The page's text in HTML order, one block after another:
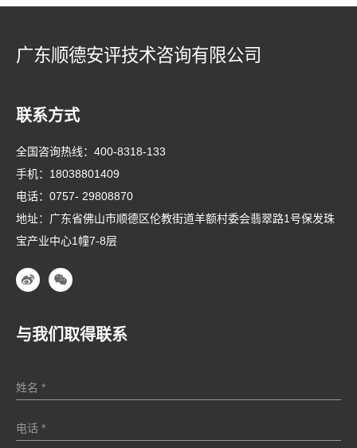
广东顺德安评技术咨询有限公司
联系方式
全国咨询热线： 400-8318-133
手机： 18038801409
电话： 0757- 29808870
地址：广东省佛山市顺德区伦教街道羊额村委会翡翠路1号保发珠
宝产业中心1幢7-8层
与我们取得联系